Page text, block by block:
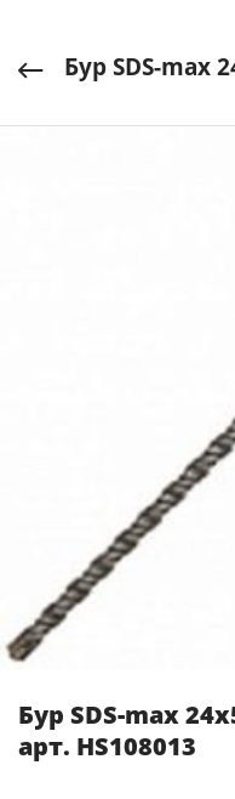
Бур SDS-max
Бур SDS-max
арт. HS108013